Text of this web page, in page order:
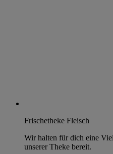
Frischetheke Fleisch
Wir halten für dich eine
unserer Theke bereit.